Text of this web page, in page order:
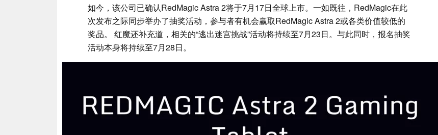
如今，该公司已确认RedMagic Astra 2将于7月17日全球上市。一如既往，RedMagic在此
次发布之际同步举办了抽奖活动，参与者有机会赢取RedMagic Astra 2或各类价值较低的
奖品。 红魔还补充道，相关的“逃出迷宫挑战”活动将持续至7月23日。与此同时，报名抽奖
活动本身将持续至7月28日。